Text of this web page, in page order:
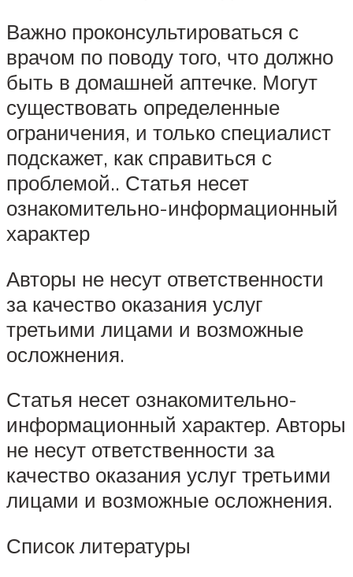
Важно проконсультироваться с
врачом по поводу того, что должно
быть в домашней аптечке. Могут
существовать определенные
ограничения, и только специалист
подскажет, как справиться с
проблемой.. Статья несет
ознакомительно-информационный
характер
Авторы не несут ответственности
за качество оказания услуг
третьими лицами и возможные
осложнения.
Статья несет ознакомительно-
информационный характер. Авторы
не несут ответственности за
качество оказания услуг третьими
лицами и возможные осложнения.
Список литературы